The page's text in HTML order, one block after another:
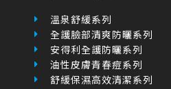
溫泉舒緩系列
全護臉部清爽防曬系列
安得利全護防曬系列
油性皮膚青春痘系列
舒緩保濕高效清潔系列